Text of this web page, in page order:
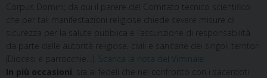
Corpus Domini; da qui il parere del Comitato tecnico scientifico
che per tali manifestazioni religiose chiede severe misure di
sicurezza per la salute pubblica e l’assunzione di responsabilità
da parte delle autorità religiose, civili e sanitarie dei singoli territori
(Diocesi e parrocchie…). Scarica la nota del Viminale.
In più occasioni , sia ai fedeli che nel confronto con i sacerdoti